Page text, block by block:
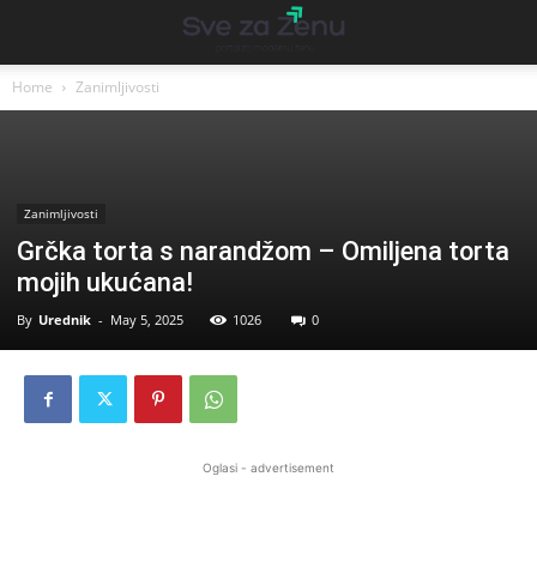
Home Zanimljivosti
Zanimljivosti
Grčka torta s narandžom – Omiljena torta
mojih ukućana!
By Urednik - May 5, 2025 1026 0
Oglasi - advertisement